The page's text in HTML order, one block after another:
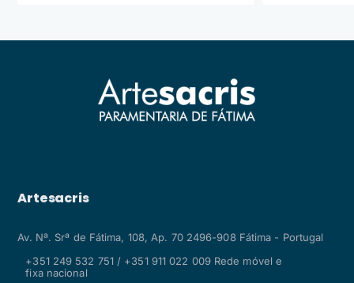
Artesacris
Av. Nª. Srª de Fátima, 108, Ap. 70 2496-908 Fátima - Portugal
+351 249 532 751 / +351 911 022 009 Rede móvel e
fixa nacional